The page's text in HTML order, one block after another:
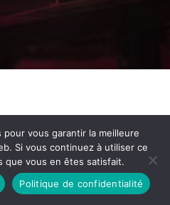
Politique de Confidentialité
DIEUDUDIABLE
vous garantir la meilleure
Si vous continuez à utiliser ce
que vous en êtes satisfait.
Politique de confidentialité